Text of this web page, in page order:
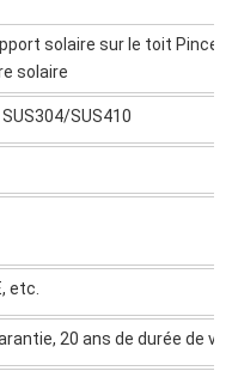
solaire sur le toit Pince
solaire
SUS410
etc.
20 ans de durée de vie